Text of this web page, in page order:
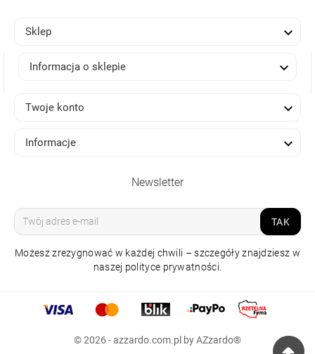
COSTA ARM TRACK
3LINE 12W 3000K
Sklep 
Informacja o sklepie 
Twoje konto 
Informacje 
Newsletter
TAK
Możesz zrezygnować w każdej chwili – szczegóły znajdziesz w
naszej polityce prywatności.
© 2026 - azzardo.com.pl by AZzardo®